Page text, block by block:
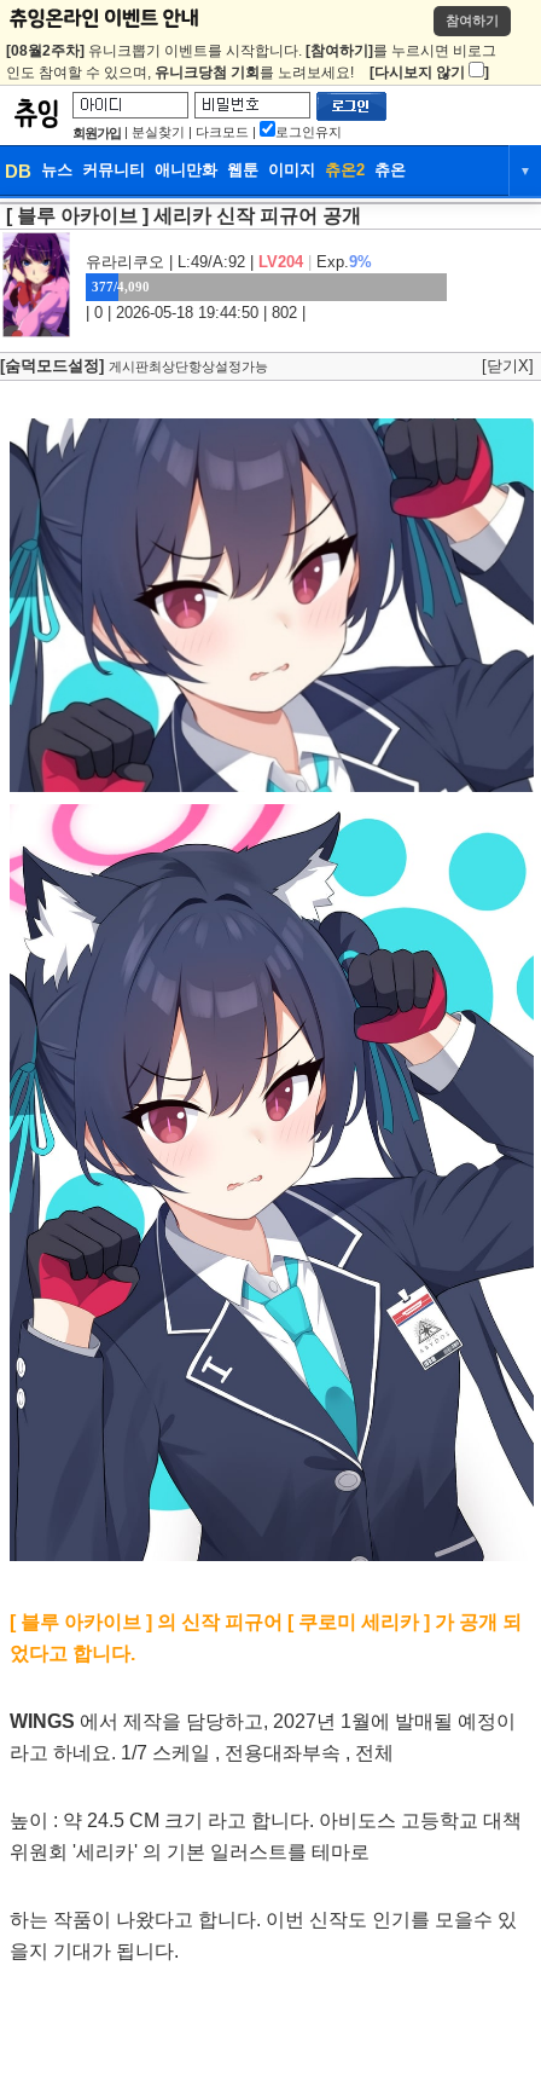
참여하기
[08월2주차] 유니크뽑기 이벤트를 시작합니다. [참여하기] 를 누르시면 비로그
인도 참여할 수 있으며, 유니크당첨 기회 를 노려보세요! [다시보지 않기 ]
회원가입 | 분실찾기 | 다크모드 | 로그인유지
DB 뉴스 커뮤니티 애니만화 웹툰 이미지 츄온2 츄온 ▼
DB 뉴스 커뮤니티
웹툰 이미지 츄온2
[ 블루 아카이브 ] 세리카 신작 피규어 공개
유라리쿠오 | L:49/A:92 | LV204 Exp.9%
377/4,090
| 0 | 2026-05-18 19:44:50 | 802 |
[숨덕모드설정] 게시판최상단항상설정가능 [닫기X]
[ 블루 아카이브 ] 의 신작 피규어 [ 쿠로미 세리카 ] 가 공개 되
었다고 합니다.
WINGS 에서 제작을 담당하고, 2027년 1월에 발매될 예정이
라고 하네요. 1/7 스케일 , 전용대좌부속 , 전체
높이 : 약 24.5 CM 크기 라고 합니다. 아비도스 고등학교 대책
위원회 '세리카' 의 기본 일러스트를 테마로
하는 작품이 나왔다고 합니다. 이번 신작도 인기를 모을수 있
을지 기대가 됩니다.